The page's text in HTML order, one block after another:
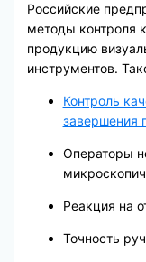
Российские
методы контроля
продукцию
инструментов.
Контроль
завершения
Операторы
Реакция на
Точность